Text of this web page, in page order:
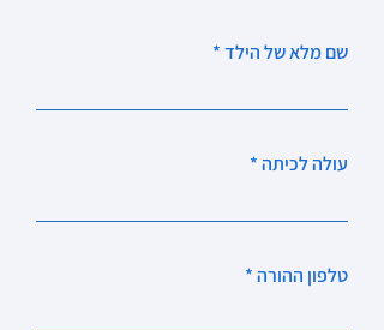
שם מלא של הילד
עולה לכיתה
טלפון ההורה